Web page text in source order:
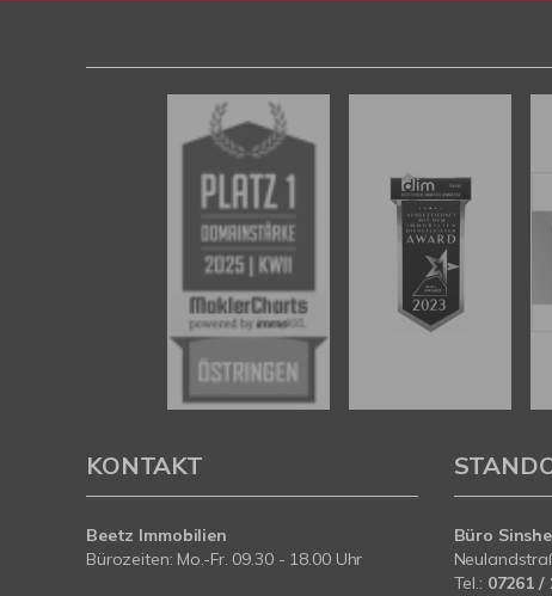
KONTAKT
Beetz Immobilien
Bürozeiten: Mo.-Fr. 09.30 - 18.00 Uhr
Büro
Tel.: 07261 /